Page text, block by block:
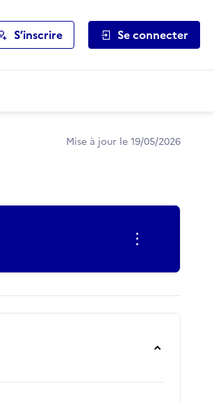
S’inscrire Se connecter
Mise à jour le 19/05/2026